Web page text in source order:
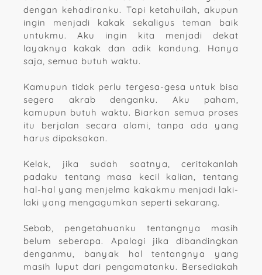
dengan kehadiranku. Tapi ketahuilah, akupun
ingin menjadi kakak sekaligus teman baik
untukmu. Aku ingin kita menjadi dekat
layaknya kakak dan adik kandung. Hanya
saja, semua butuh waktu.
Kamupun tidak perlu tergesa-gesa untuk bisa
segera akrab denganku. Aku paham,
kamupun butuh waktu. Biarkan semua proses
itu berjalan secara alami, tanpa ada yang
harus dipaksakan.
Kelak, jika sudah saatnya, ceritakanlah
padaku tentang masa kecil kalian, tentang
hal-hal yang menjelma kakakmu menjadi laki-
laki yang mengagumkan seperti sekarang.
Sebab, pengetahuanku tentangnya masih
belum seberapa. Apalagi jika dibandingkan
denganmu, banyak hal tentangnya yang
masih luput dari pengamatanku. Bersediakah